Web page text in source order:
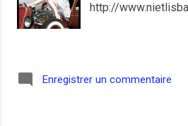
http://
Enregistrer un commentaire